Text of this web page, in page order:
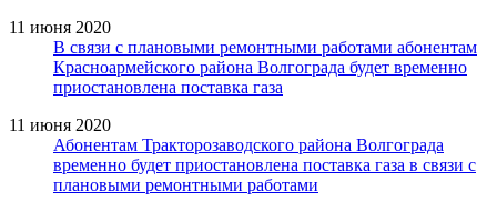
11 июня 2020
В связи с плановыми ремонтными работами абонентам
Красноармейского района Волгограда будет временно
приостановлена поставка газа
11 июня 2020
Абонентам Тракторозаводского района Волгограда
временно будет приостановлена поставка газа в связи с
плановыми ремонтными работами